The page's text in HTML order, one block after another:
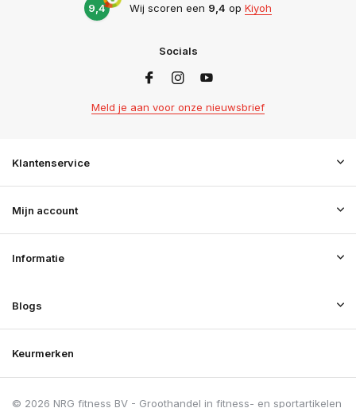
9,4 Wij scoren een 9,4 op Kiyoh
Socials
Meld je aan voor onze nieuwsbrief
Klantenservice
Mijn account
Informatie
Blogs
Keurmerken
© 2026 NRG fitness BV - Groothandel in fitness- en sportartikelen